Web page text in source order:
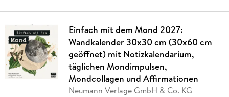
Einfach mit dem Mond 2027:
Wandkalender 30x30 cm (30x60 cm
geöffnet) mit Notizkalendarium,
täglichen Mondimpulsen,
Mondcollagen und Affirmationen
Neumann Verlage GmbH & Co. KG